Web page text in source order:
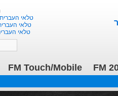
טלאי העברית 2026 - גרסה מתוקנת
טלאי העברית 2026 בגרסה
טלאי העברית 2026 - עדכון
FM
FM Touch/Mobile